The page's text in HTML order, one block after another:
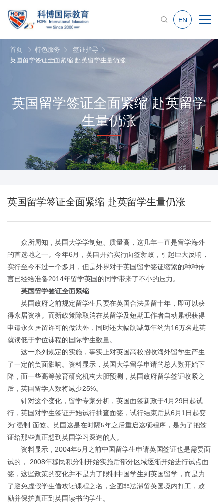
EN
首页 特色服务
签证指导
英国留学签证全面紧缩 赴英留学生量仍涨
英国留学签证全面紧缩 赴英留学
生量仍涨
英国留学签证全面紧缩 赴英留学生量仍涨
众所周知，英国大学学制短、质量高，这几年一直是留学海外
的首选地之一。今年6月，英国开始实行面签新政，引起巨大反响，
实行至今不过一个多月，但是外界对于英国留学签证缩紧的种种传
言已经给准备2014年留学英国的同学带来了不小的压力。
英国留学签证全面紧缩
英国政府之前规定留学生只要在英国合法居留十年，即可以获
得永居资格。而新政策除取消在英留学及短期工作者自动累积获得
申请永久居留许可的做法外，同时还大幅削减每年约为16万名赴英
就读低于学位课程的国际学生数量。
这一系列规定的实施，事实上对英国高校招收海外留学生产生
了一定的负面影响。资料显示，英国大学留学申请的总人数开始下
降，而一些高等教育研究机构大胆预测，英国政府留学签证收紧之
后，英国留学人数将减少25%。
针对这个变化，留学专家分析，英国面签新政于4月29日起试
行，英国对学生签证开始试行抽查面签，试行结束后从6月1日起变
为“强制”面签。英国这是在时隔5年之后重启这项程序，是为了把签
证给那些真正想到英国学习深造的人。
资料显示，2004年5月之前中国留学生申请英国签证也是需要面
试的， 2008年移民积分制开始实施后部分区域逐渐开始进行试点面
签，这些政策的变化并不是为了限制中国学生到英国留学，而是为
了避免虚假学生借攻读课程之名，企图非法滞留英国境内打工，鼓
励并保护真正到英国读书的学生。